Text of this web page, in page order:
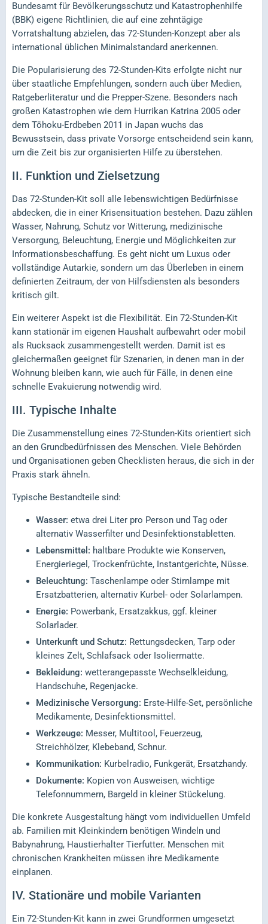
Bundesamt für Bevölkerungsschutz und Katastrophenhilfe
(BBK) eigene Richtlinien, die auf eine zehntägige
Vorratshaltung abzielen, das 72-Stunden-Konzept aber als
international üblichen Minimalstandard anerkennen.
Die Popularisierung des 72-Stunden-Kits erfolgte nicht nur
über staatliche Empfehlungen, sondern auch über Medien,
Ratgeberliteratur und die Prepper-Szene. Besonders nach
großen Katastrophen wie dem Hurrikan Katrina 2005 oder
dem Tōhoku-Erdbeben 2011 in Japan wuchs das
Bewusstsein, dass private Vorsorge entscheidend sein kann,
um die Zeit bis zur organisierten Hilfe zu überstehen.
II. Funktion und Zielsetzung
Das 72-Stunden-Kit soll alle lebenswichtigen Bedürfnisse
abdecken, die in einer Krisensituation bestehen. Dazu zählen
Wasser, Nahrung, Schutz vor Witterung, medizinische
Versorgung, Beleuchtung, Energie und Möglichkeiten zur
Informationsbeschaffung. Es geht nicht um Luxus oder
vollständige Autarkie, sondern um das Überleben in einem
definierten Zeitraum, der von Hilfsdiensten als besonders
kritisch gilt.
Ein weiterer Aspekt ist die Flexibilität. Ein 72-Stunden-Kit
kann stationär im eigenen Haushalt aufbewahrt oder mobil
als Rucksack zusammengestellt werden. Damit ist es
gleichermaßen geeignet für Szenarien, in denen man in der
Wohnung bleiben kann, wie auch für Fälle, in denen eine
schnelle Evakuierung notwendig wird.
III. Typische Inhalte
Die Zusammenstellung eines 72-Stunden-Kits orientiert sich
an den Grundbedürfnissen des Menschen. Viele Behörden
und Organisationen geben Checklisten heraus, die sich in der
Praxis stark ähneln.
Typische Bestandteile sind:
Wasser: etwa drei Liter pro Person und Tag oder
alternativ Wasserfilter und Desinfektionstabletten.
Lebensmittel: haltbare Produkte wie Konserven,
Energieriegel, Trockenfrüchte, Instantgerichte, Nüsse.
Beleuchtung: Taschenlampe oder Stirnlampe mit
Ersatzbatterien, alternativ Kurbel- oder Solarlampen.
Energie: Powerbank, Ersatzakkus, ggf. kleiner
Solarlader.
Unterkunft und Schutz: Rettungsdecken, Tarp oder
kleines Zelt, Schlafsack oder Isoliermatte.
Bekleidung: wetterangepasste Wechselkleidung,
Handschuhe, Regenjacke.
Medizinische Versorgung: Erste-Hilfe-Set, persönliche
Medikamente, Desinfektionsmittel.
Werkzeuge: Messer, Multitool, Feuerzeug,
Streichhölzer, Klebeband, Schnur.
Kommunikation: Kurbelradio, Funkgerät, Ersatzhandy.
Dokumente: Kopien von Ausweisen, wichtige
Telefonnummern, Bargeld in kleiner Stückelung.
Die konkrete Ausgestaltung hängt vom individuellen Umfeld
ab. Familien mit Kleinkindern benötigen Windeln und
Babynahrung, Haustierhalter Tierfutter. Menschen mit
chronischen Krankheiten müssen ihre Medikamente
einplanen.
IV. Stationäre und mobile Varianten
Ein 72-Stunden-Kit kann in zwei Grundformen umgesetzt